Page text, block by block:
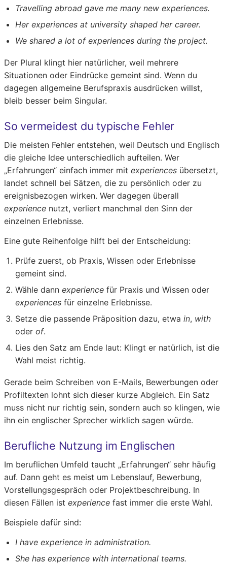
Travelling abroad gave me many new experiences.
Her experiences at university shaped her career.
We shared a lot of experiences during the project.
Der Plural klingt hier natürlicher, weil mehrere
Situationen oder Eindrücke gemeint sind. Wenn du
dagegen allgemeine Berufspraxis ausdrücken willst,
bleib besser beim Singular.
So vermeidest du typische Fehler
Die meisten Fehler entstehen, weil Deutsch und Englisch
die gleiche Idee unterschiedlich aufteilen. Wer
„Erfahrungen“ einfach immer mit experiences übersetzt,
landet schnell bei Sätzen, die zu persönlich oder zu
ereignisbezogen wirken. Wer dagegen überall
experience nutzt, verliert manchmal den Sinn der
einzelnen Erlebnisse.
Eine gute Reihenfolge hilft bei der Entscheidung:
Prüfe zuerst, ob Praxis, Wissen oder Erlebnisse
gemeint sind.
Wähle dann experience für Praxis und Wissen oder
experiences für einzelne Erlebnisse.
Setze die passende Präposition dazu, etwa in, with
oder of.
Lies den Satz am Ende laut: Klingt er natürlich, ist die
Wahl meist richtig.
Gerade beim Schreiben von E-Mails, Bewerbungen oder
Profiltexten lohnt sich dieser kurze Abgleich. Ein Satz
muss nicht nur richtig sein, sondern auch so klingen, wie
ihn ein englischer Sprecher wirklich sagen würde.
Berufliche Nutzung im Englischen
Im beruflichen Umfeld taucht „Erfahrungen“ sehr häufig
auf. Dann geht es meist um Lebenslauf, Bewerbung,
Vorstellungsgespräch oder Projektbeschreibung. In
diesen Fällen ist experience fast immer die erste Wahl.
Beispiele dafür sind:
I have experience in administration.
She has experience with international teams.